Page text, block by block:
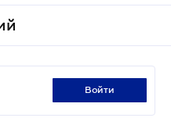
войти